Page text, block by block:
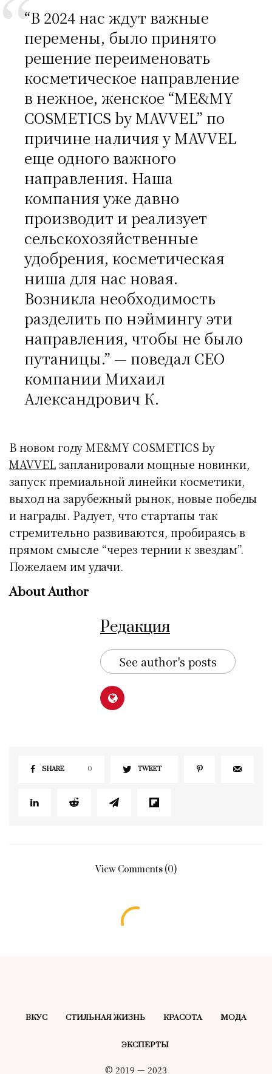
“В 2024 нас ждут важные
перемены, было принято
решение переименовать
косметическое направление
в нежное, женское “ME&MY
COSMETICS by MAVVEL” по
причине наличия у MAVVEL
еще одного важного
направления. Наша
компания уже давно
производит и реализует
сельскохозяйственные
удобрения, косметическая
ниша для нас новая.
Возникла необходимость
разделить по нэймингу эти
направления, чтобы не было
путаницы.” — поведал СЕО
компании Михаил
Александрович К.
В новом году ME&MY COSMETICS by
MAVVELзапланировали мощные новинки,
запуск премиальной линейки косметики,
выход на зарубежный рынок, новые победы
и награды. Радует, что стартапы так
стремительно развиваются, пробираясь в
прямом смысле “через тернии к звездам”.
Пожелаем им удачи.
About Author
Редакция
See author's posts
SHARE 0 TWEET
View Comments (0)
ВКУС СТИЛЬНАЯ ЖИЗНЬ КРАСОТA МОДА
ЭКСПЕРТЫ
© 2019 — 2023